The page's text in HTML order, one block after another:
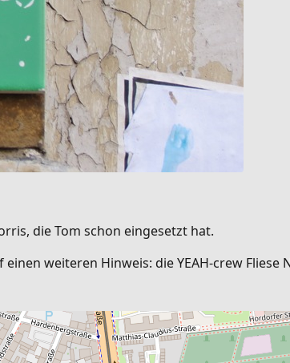
die Tom schon eingesetzt hat.
weiteren Hinweis: die YEAH-crew Fliese